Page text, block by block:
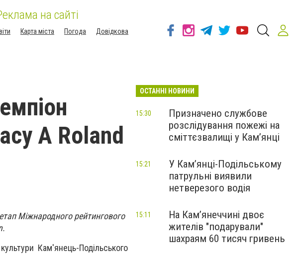
на сайті
Карта міста Погода
Довідкова
А Roland
Міжнародного рейтингового
Кам'янець-Подільського
ОСТАННІ НОВИНИ
Призначено службове
розслідування пожежі на
сміттєзвалищі у Кам’янці
15:30
У Кам’янці-Подільському
патрульні виявили
нетверезого водія
15:21
На Камʼянеччині двоє
жителів "подарували"
шахраям 60 тисяч гривень
15:11